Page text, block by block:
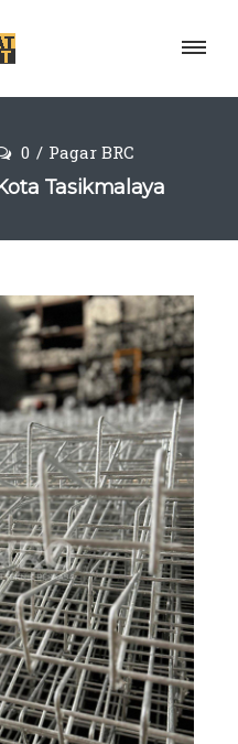
0 Pagar BRC
Tasikmalaya